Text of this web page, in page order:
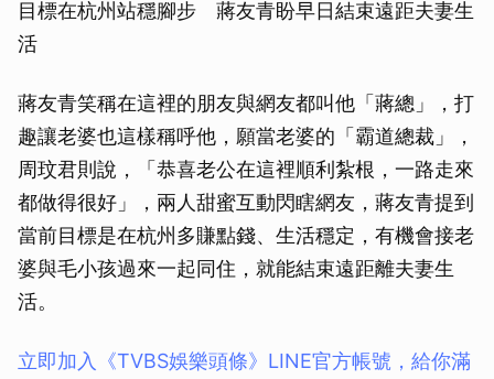
目標在杭州站穩腳步 蔣友青盼早日結束遠距夫妻生
活
蔣友青笑稱在這裡的朋友與網友都叫他「蔣總」，打
趣讓老婆也這樣稱呼他，願當老婆的「霸道總裁」，
周玟君則說，「恭喜老公在這裡順利紮根，一路走來
都做得很好」，兩人甜蜜互動閃瞎網友，蔣友青提到
當前目標是在杭州多賺點錢、生活穩定，有機會接老
婆與毛小孩過來一起同住，就能結束遠距離夫妻生
活。
立即加入《TVBS娛樂頭條》LINE官方帳號，給你滿